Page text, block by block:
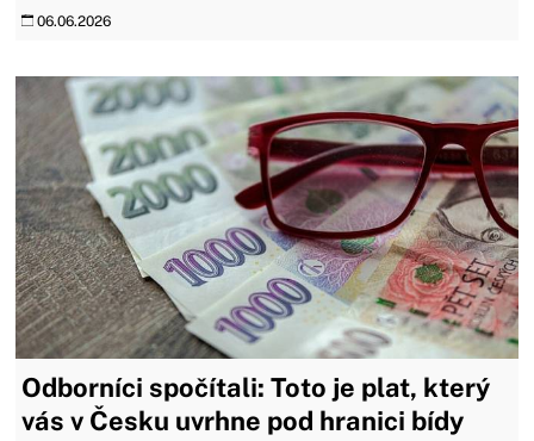
06.06.2026
Odborníci spočítali: Toto je plat, který
vás v Česku uvrhne pod hranici bídy